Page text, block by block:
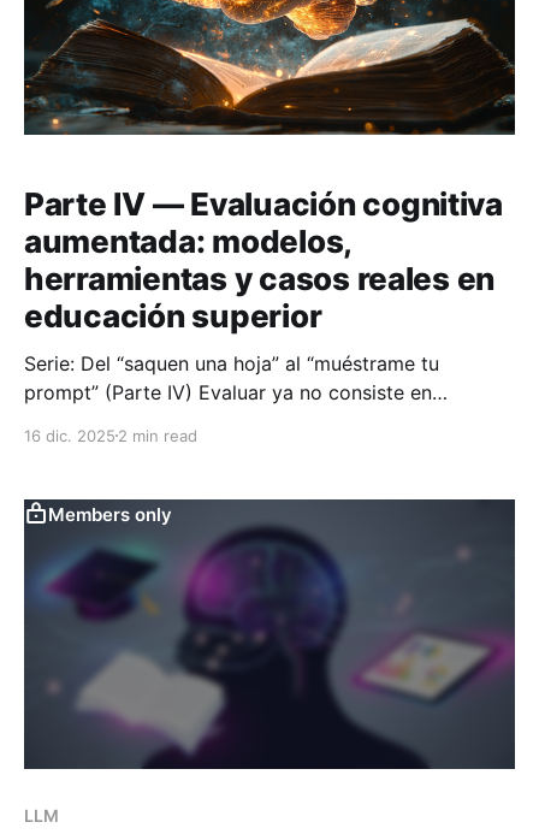
Parte IV — Evaluación cognitiva
aumentada: modelos,
herramientas y casos reales en
educación superior
Serie: Del “saquen una hoja” al “muéstrame tu
prompt” (Parte IV) Evaluar ya no consiste en
trayectoria cognitiva. En esta cuarta parte
aumentada como enfoque general a la evaluación
cognitiva aumentada, un modelo que integra
16 dic. 2025 2 min read
Members only
LLM